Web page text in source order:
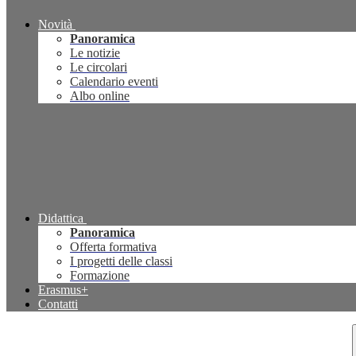
Novità
Panoramica
Le notizie
Le circolari
Calendario eventi
Albo online
Didattica
Panoramica
Offerta formativa
I progetti delle classi
Formazione
Erasmus+
Contatti